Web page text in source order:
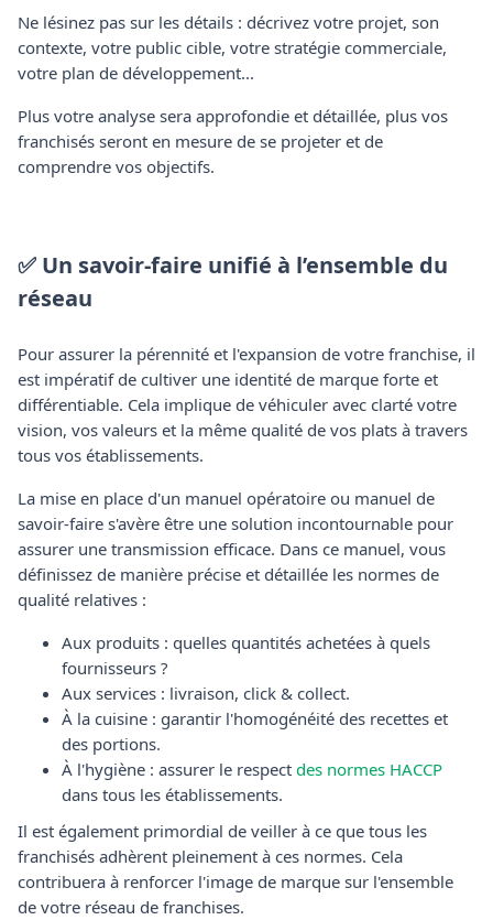
Ne lésinez pas sur les détails : décrivez votre projet, son
contexte, votre public cible, votre stratégie commerciale,
votre plan de développement...
Plus votre analyse sera approfondie et détaillée, plus vos
franchisés seront en mesure de se projeter et de
comprendre vos objectifs.
✅ Un savoir-faire unifié à l’ensemble du
réseau
Pour assurer la pérennité et l'expansion de votre franchise, il
est impératif de cultiver une identité de marque forte et
différentiable. Cela implique de véhiculer avec clarté votre
vision, vos valeurs et la même qualité de vos plats à travers
tous vos établissements.
La mise en place d'un manuel opératoire ou manuel de
savoir-faire s'avère être une solution incontournable pour
assurer une transmission efficace. Dans ce manuel, vous
définissez de manière précise et détaillée les normes de
qualité relatives :
Aux produits : quelles quantités achetées à quels
fournisseurs ?
Aux services : livraison, click & collect.
À la cuisine : garantir l'homogénéité des recettes et
des portions.
À l'hygiène : assurer le respect des normes HACCP
dans tous les établissements.
Il est également primordial de veiller à ce que tous les
franchisés adhèrent pleinement à ces normes. Cela
contribuera à renforcer l'image de marque sur l'ensemble
de votre réseau de franchises.